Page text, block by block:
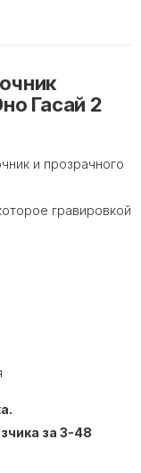
Гасай 2
и прозрачного
гравировкой
за 3-48